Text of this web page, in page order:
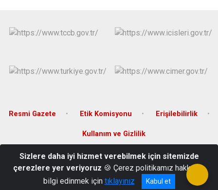
Resmi Gazete Etik Komisyonu Erişilebilirlik
Kullanım ve Gizlilik
Merkez Mahahallesi Cumhuriyet Caddesi No:13 Lalapaşa/EDİRNE
0 (284) 321 40 08/ 40 76
Sizlere daha iyi hizmet verebilmek için sitemizde
çerezlere yer veriyoruz 🍪 Çerez politikamız hakkında
bilgi edinmek için tıklayınız Kabul et